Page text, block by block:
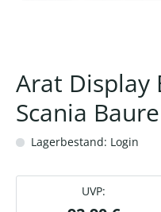
Arat Display
Scania
Lagerbestand: Login
UVP: